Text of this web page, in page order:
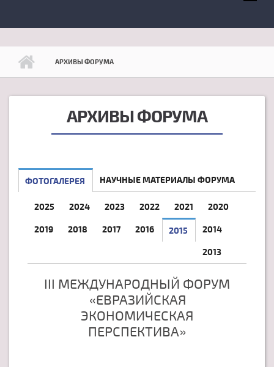
АРХИВЫ ФОРУМА
АРХИВЫ ФОРУМА
ФОТОГАЛЕРЕЯ НАУЧНЫЕ МАТЕРИАЛЫ ФОРУМА
2025 2024 2023 2022 2021 2020
2019 2018 2017 2016 2015 2014
2013
III МЕЖДУНАРОДНЫЙ ФОРУМ
«ЕВРАЗИЙСКАЯ
ЭКОНОМИЧЕСКАЯ
ПЕРСПЕКТИВА»